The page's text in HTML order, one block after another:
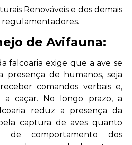
Renováveis e dos demais
regulamentadores.
de Avifauna:
falcoaria exige que a ave se
presença de humanos, seja
comandos verbais e,
a caçar. No longo prazo, a
reduz a presença da
captura de aves quanto
de comportamento dos